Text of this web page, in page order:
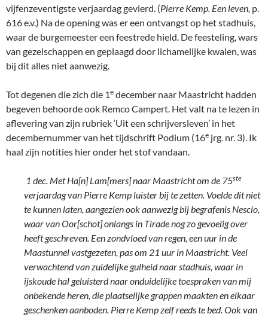
vijfenzeventigste verjaardag gevierd. (Pierre Kemp. Een leven, p.
616 e.v.) Na de opening was er een ontvangst op het stadhuis,
waar de burgemeester een feestrede hield. De feesteling, wars
van gezelschappen en geplaagd door lichamelijke kwalen, was
bij dit alles niet aanwezig.
Tot degenen die zich die 1e december naar Maastricht hadden
begeven behoorde ook Remco Campert. Het valt na te lezen in
aflevering van zijn rubriek ‘Uit een schrijversleven’ in het
decembernummer van het tijdschrift Podium (16e jrg. nr. 3). Ik
haal zijn notities hier onder het stof vandaan.
1 dec. Met Ha[n] Lam[mers] naar Maastricht om de 75ste
verjaardag van Pierre Kemp luister bij te zetten. Voelde dit niet
te kunnen laten, aangezien ook aanwezig bij begrafenis Nescio,
waar van Oor[schot] onlangs in Tirade nog zo gevoelig over
heeft geschreven. Een zondvloed van regen, een uur in de
Maastunnel vastgezeten, pas om 21 uur in Maastricht. Veel
verwachtend van zuidelijke gulheid naar stadhuis, waar in
ijskoude hal geluisterd naar onduidelijke toespraken van mij
onbekende heren, die plaatselijke grappen maakten en elkaar
geschenken aanboden. Pierre Kemp zelf reeds te bed. Ook van